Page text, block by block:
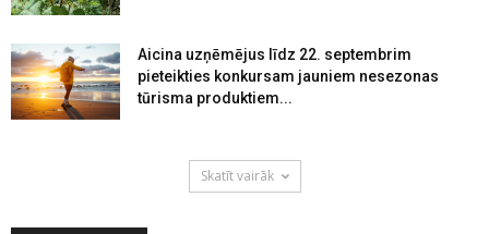
Aicina uzņēmējus līdz 22. septembrim
pieteikties konkursam jauniem nesezonas
tūrisma produktiem...
Skatīt vairāk